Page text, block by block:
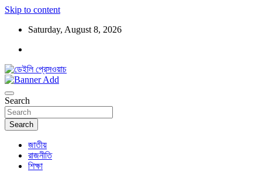
Skip to content
Saturday, August 8, 2026
ডেইলি প্রেসওয়াচ
Search
Search
জাতীয়
রাজনীতি
শিক্ষা